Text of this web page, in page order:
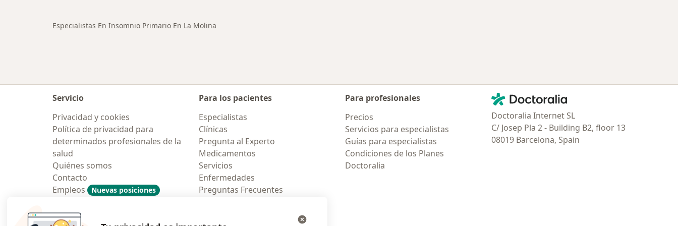
Especialistas En Insomnio Primario En La Molina
Servicio
Privacidad y cookies
Política de privacidad para
determinados profesionales de la
salud
Quiénes somos
Contacto
Empleos
Nuevas posiciones
Contratación
Para los pacientes
Especialistas
Clínicas
Pregunta al Experto
Medicamentos
Servicios
Enfermedades
Preguntas Frecuentes
Para profesionales
Precios
Servicios para especialistas
Guías para especialistas
Condiciones de los Planes
Doctoralia
Contacto
Doctoralia - Página de inicio
Doctoralia Internet SL
C/ Josep Pla 2 - Building B2, floor 13
08019 Barcelona, Spain